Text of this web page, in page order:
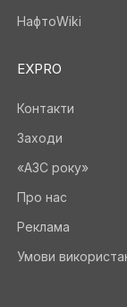
НафтоWiki
EXPRO
Контакти
Заходи
«АЗС року»
Про нас
Реклама
Умови